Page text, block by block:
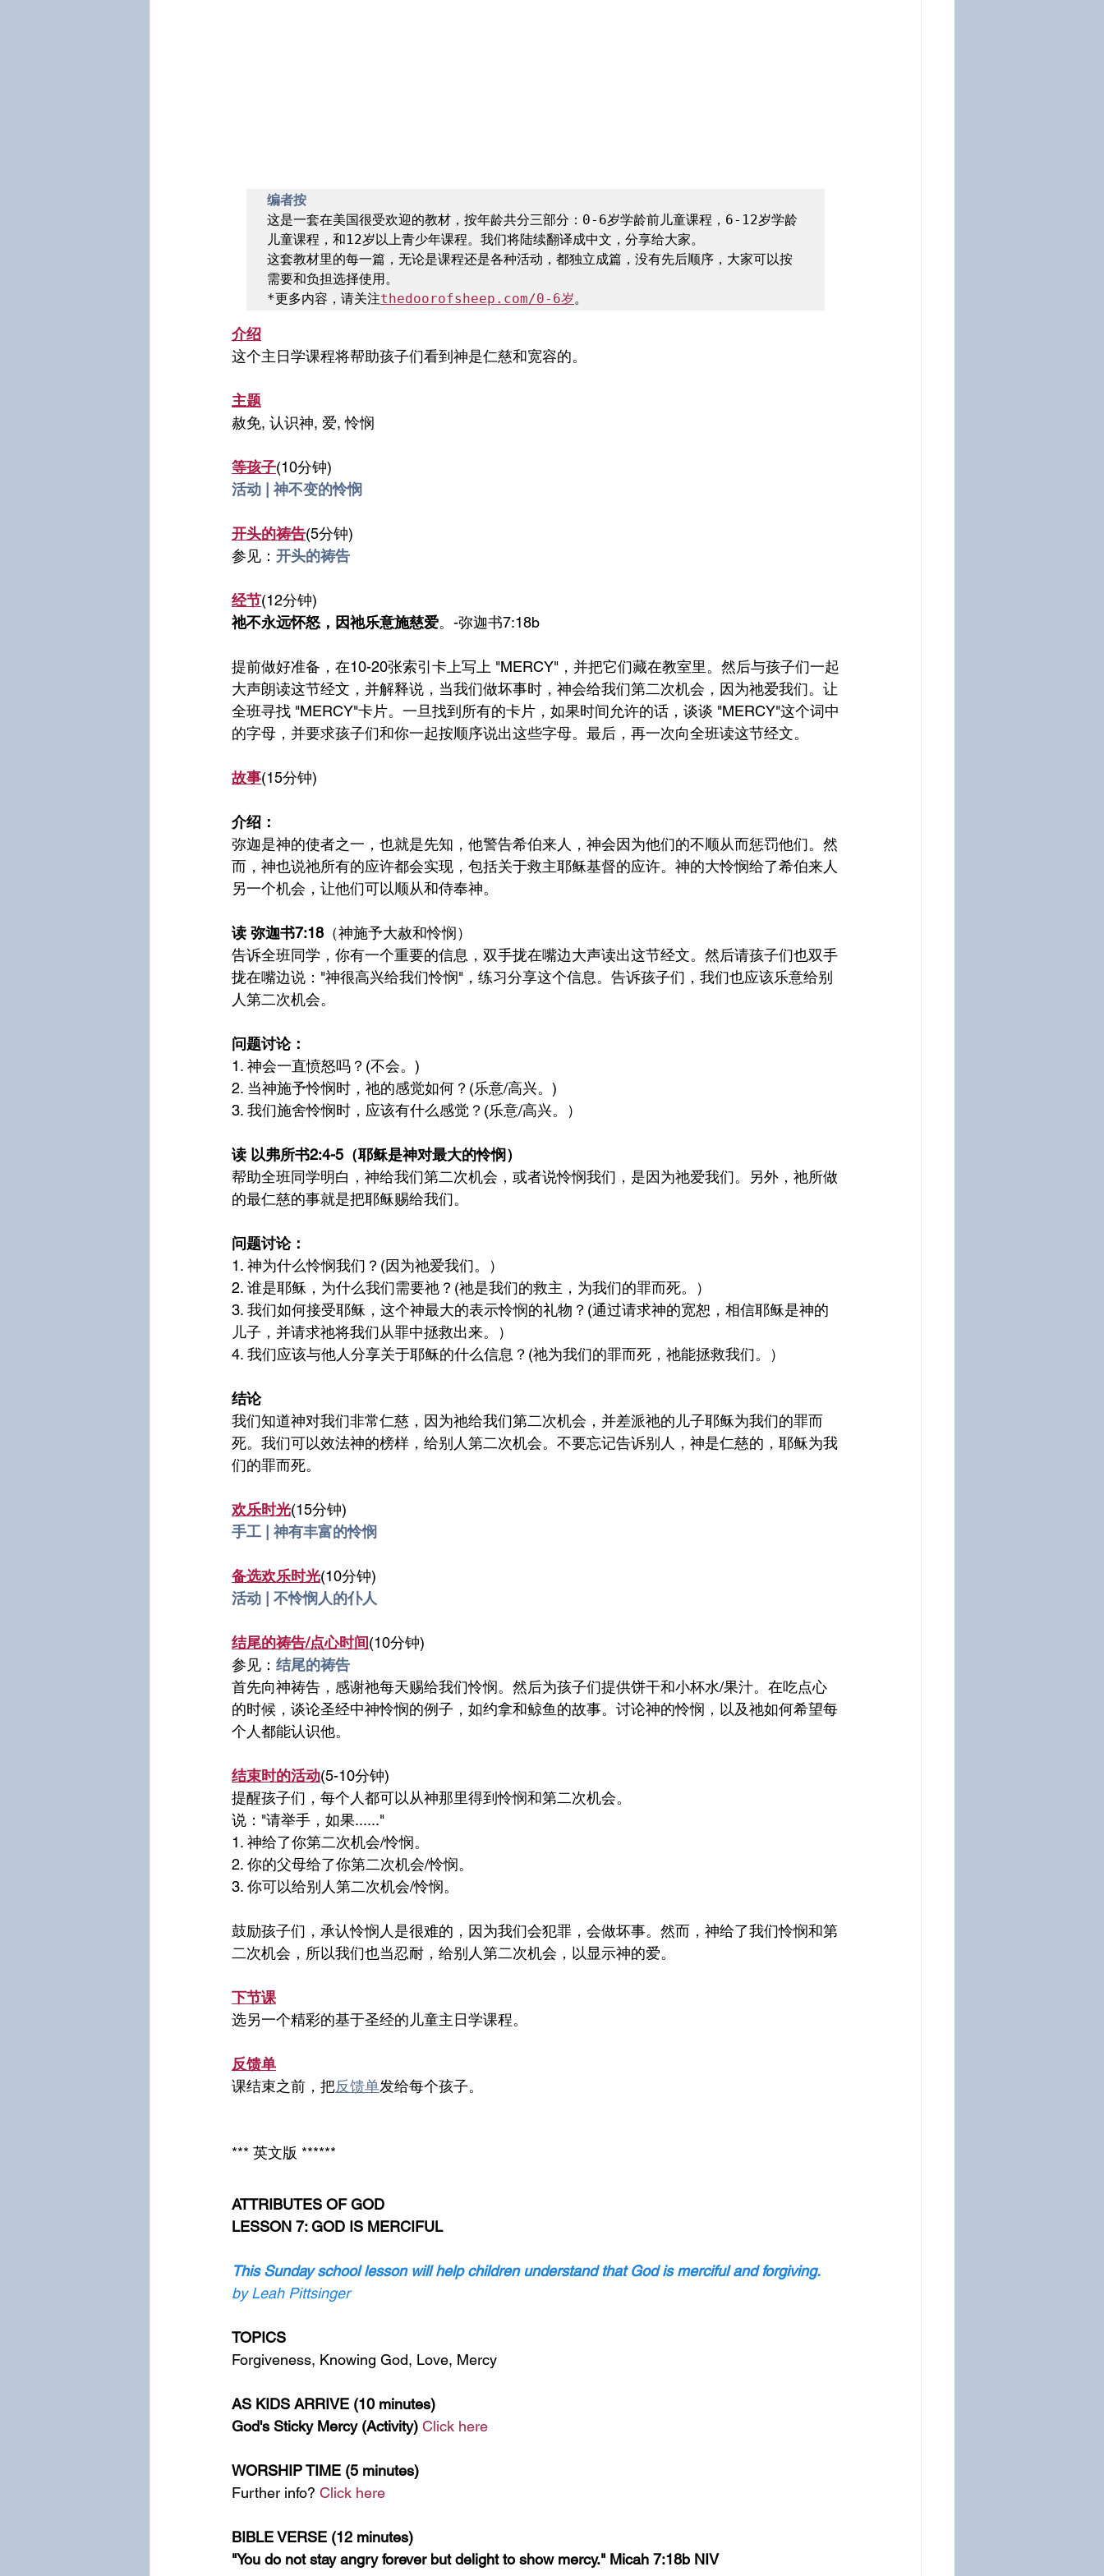
​编者按
这是一套在美国很受欢迎的教材，按年龄共分三部分：0-6岁学龄前儿童课程，6-12岁学龄
儿童课程，和12岁以上青少年课程。我们将陆续翻译成中文，分享给大家。
这套教材里的每一篇，无论是课程还是各种活动，都独立成篇，没有先后顺序，大家可以按
需要和负担选择使用。
*更多内容，请关注thedoorofsheep.com/0-6岁
介绍
这个主日学课程将帮助孩子们看到神是仁慈和宽容的。
主题
赦免, 认识神, 爱, 怜悯
等孩子(10分钟)
活动 | 神不变的怜悯
开头的祷告(5分钟)
参见： 开头的祷告
经节
祂不永远怀怒，因祂乐意施慈爱。-弥迦书7:18b
提前做好准备，在10-20张索引卡上写上 "MERCY"，并把它们藏在教室里。然后与孩子们一起
大声朗读这节经文，并解释说，当我们做坏事时，神会给我们第二次机会，因为祂爱我们。让
全班寻找 "MERCY"卡片。一旦找到所有的卡片，如果时间允许的话，谈谈 "MERCY"这个词中
的字母，并要求孩子们和你一起按顺序说出这些字母。最后，再一次向全班读这节经文。
故事(15分钟)
介绍：
弥迦是神的使者之一，也就是先知，他警告希伯来人，神会因为他们的不顺从而惩罚他们。然
而，神也说祂所有的应许都会实现，包括关于救主耶稣基督的应许。神的大怜悯给了希伯来人
另一个机会，让他们可以顺从和侍奉神。
读 弥迦书7:18 （神施予大赦和怜悯）
告诉全班同学，你有一个重要的信息，双手拢在嘴边大声读出这节经文。然后请孩子们也双手
拢在嘴边说："神很高兴给我们怜悯"，练习分享这个信息。告诉孩子们，我们也应该乐意给别
人第二次机会。
问题讨论：
1. 神会一直愤怒吗？(不会。)
2. 当神施予怜悯时，祂的感觉如何？(乐意/高兴。)
3. 我们施舍怜悯时，应该有什么感觉？(乐意/高兴。）
读 以弗所书2:4-5（耶稣是神对最大的怜悯）
帮助全班同学明白，神给我们第二次机会，或者说怜悯我们，是因为祂爱我们。另外，祂所做
的最仁慈的事就是把耶稣赐给我们。
问题讨论：
1. 神为什么怜悯我们？(因为祂爱我们。）
2. 谁是耶稣，为什么我们需要祂？(祂是我们的救主，为我们的罪而死。）
3. 我们如何接受耶稣，这个神最大的表示怜悯的礼物？(通过请求神的宽恕，相信耶稣是神的
儿子，并请求祂将我们从罪中拯救出来。）
4. 我们应该与他人分享关于耶稣的什么信息？(祂为我们的罪而死，祂能拯救我们。）
结论
我们知道神对我们非常仁慈，因为祂给我们第二次机会，并差派祂的儿子耶稣为我们的罪而
死。我们可以效法神的榜样，给别人第二次机会。不要忘记告诉别人，神是仁慈的，耶稣为我
们的罪而死。
欢乐时光(15分钟)
手工 | 神有丰富的怜悯
备选欢乐时光(10分钟)
活动 | 不怜悯人的仆人
结尾的祷告/点心时间(10分钟)
参见： 结尾的祷告
首先向神祷告，感谢祂每天赐给我们怜悯。然后为孩子们提供饼干和小杯水/果汁。在吃点心
的时候，谈论圣经中神怜悯的例子，如约拿和鲸鱼的故事。讨论神的怜悯，以及祂如何希望每
个人都能认识他。
结束时的活动(5-10分钟)
提醒孩子们，每个人都可以从神那里得到怜悯和第二次机会。
说："请举手，如果......"
1. 神给了你第二次机会/怜悯。
2. 你的父母给了你第二次机会/怜悯。
3. 你可以给别人第二次机会/怜悯。
鼓励孩子们，承认怜悯人是很难的，因为我们会犯罪，会做坏事。然而，神给了我们怜悯和第
二次机会，所以我们也当忍耐，给别人第二次机会，以显示神的爱。
下节课
选另一个精彩的基于圣经的儿童主日学课程。
反馈单
课结束之前，把反馈单发给每个孩子。
*** 英文版 ******
ATTRIBUTES OF GOD
LESSON 7: GOD IS MERCIFUL
This Sunday school lesson will help children understand that God is merciful and forgiving.
by Leah Pittsinger
TOPICS
Forgiveness, Knowing God, Love, Mercy
AS KIDS ARRIVE (10 minutes)
God's Sticky Mercy (Activity) Click here
WORSHIP TIME (5 minutes)
Further info? Click here
BIBLE VERSE (12 minutes)
"You do not stay angry forever but delight to show mercy." Micah 7:18b NIV